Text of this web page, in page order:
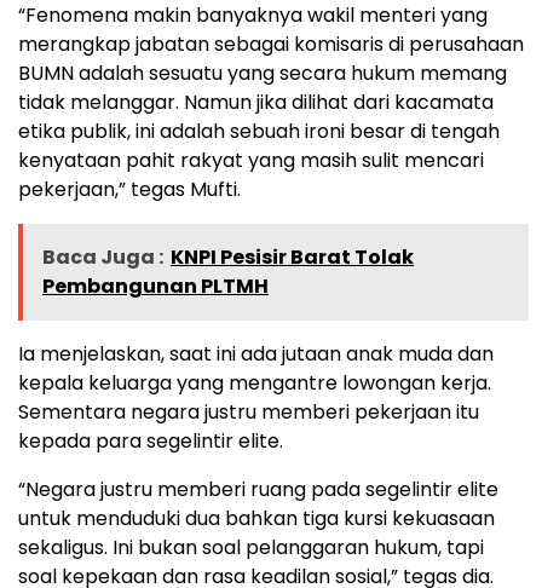
“Fenomena makin banyaknya wakil menteri yang
merangkap jabatan sebagai komisaris di perusahaan
BUMN adalah sesuatu yang secara hukum memang
tidak melanggar. Namun jika dilihat dari kacamata
etika publik, ini adalah sebuah ironi besar di tengah
kenyataan pahit rakyat yang masih sulit mencari
pekerjaan,” tegas Mufti.
Baca Juga : KNPI Pesisir Barat Tolak
Pembangunan PLTMH
Ia menjelaskan, saat ini ada jutaan anak muda dan
kepala keluarga yang mengantre lowongan kerja.
Sementara negara justru memberi pekerjaan itu
kepada para segelintir elite.
“Negara justru memberi ruang pada segelintir elite
untuk menduduki dua bahkan tiga kursi kekuasaan
sekaligus. Ini bukan soal pelanggaran hukum, tapi
soal kepekaan dan rasa keadilan sosial,” tegas dia.